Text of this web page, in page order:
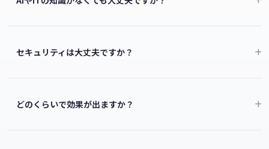
セキュリティは大丈夫ですか？
どのくらいで効果が出ますか？